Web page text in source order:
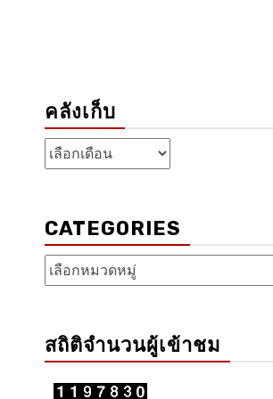
คลังเก็บ
คลัง
เก็บ
CATEGORIES
Categories
สถิติจำนวนผู้เข้าชม